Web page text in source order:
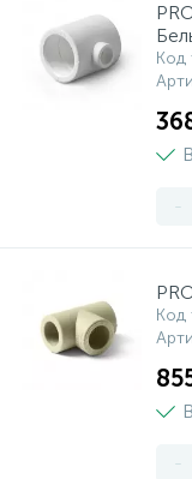
Код
-
Код
-